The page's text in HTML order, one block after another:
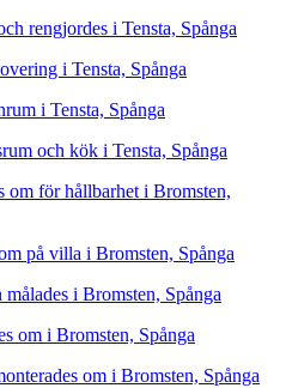
rengjordes i Tensta, Spånga
i Tensta, Spånga
i Tensta, Spånga
och kök i Tensta, Spånga
om för hållbarhet i Bromsten,
på villa i Bromsten, Spånga
i Bromsten, Spånga
om i Bromsten, Spånga
om i Bromsten, Spånga